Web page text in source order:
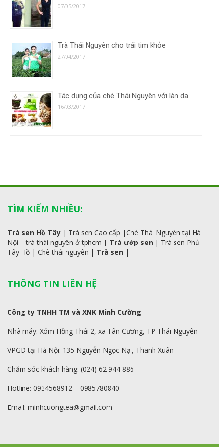
07/05/2017
Trà Thái Nguyên cho trái tim khỏe
27/04/2017
Tác dụng của chè Thái Nguyên với làn da
16/03/2017
TÌM KIẾM NHIỀU:
Trà sen Hồ Tây | Trà sen Cao cấp |Chè Thái Nguyên tại Hà
Nội |trà thái nguyên ở tphcm | Trà ướp sen | Trà sen Phủ
Tây Hồ | Chè thái nguyên | Trà sen |
THÔNG TIN LIÊN HỆ
Công ty TNHH TM và XNK Minh Cường
Nhà máy: Xóm Hồng Thái 2, xã Tân Cương, TP Thái Nguyên
VPGD tại Hà Nội: 135 Nguyễn Ngọc Nại, Thanh Xuân
Chăm sóc khách hàng: (024) 62 944 886
Hotline: 0934568912 – 0985780840
Email: minhcuongtea@gmail.com